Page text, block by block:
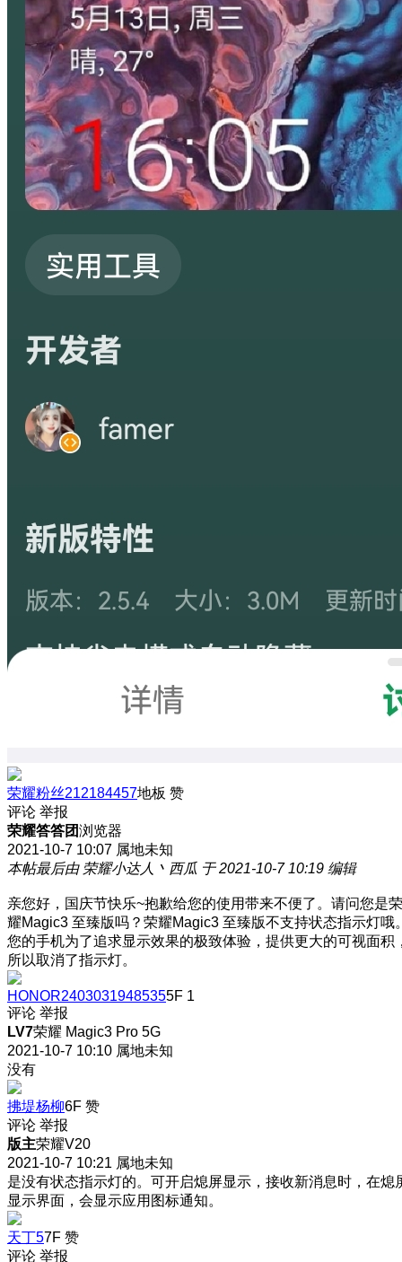
荣耀粉丝212184457地板 赞
评论 举报
荣耀答答团浏览器
2021-10-7 10:07 属地未知
本帖最后由 荣耀小达人丶西瓜 于 2021-10-7 10:19 编辑
亲您好，国庆节快乐~抱歉给您的使用带来不便了。请问您是荣
耀Magic3 至臻版吗？荣耀Magic3 至臻版不支持状态指示灯哦
您的手机为了追求显示效果的极致体验，提供更大的可视面积
所以取消了指示灯。
HONOR24030319485355F 1
评论 举报
LV7荣耀 Magic3 Pro 5G
2021-10-7 10:10 属地未知
没有
拂堤杨柳6F 赞
评论 举报
版主荣耀V20
2021-10-7 10:21 属地未知
是没有状态指示灯的。可开启熄屏显示，接收新消息时，在熄
显示界面，会显示应用图标通知。
天丁57F 赞
评论 举报